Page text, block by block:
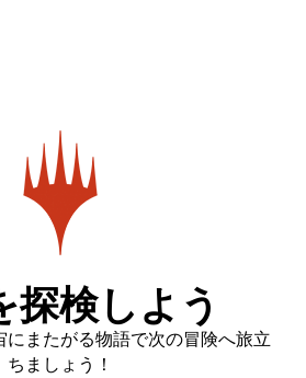
探検しよう
にまたがる物語で次の冒険へ旅立
ちましょう！